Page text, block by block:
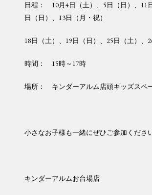
日程： 10月4日（土）、5日（日）、11
日（日）、13日（月・祝）
18日（土）、19日（日）、25日（土）、
時間： 15時～17時
場所： キンダーアルム店頭キッズスペ
小さなお子様も一緒にぜひご参加くださ
キンダーアルムお台場店